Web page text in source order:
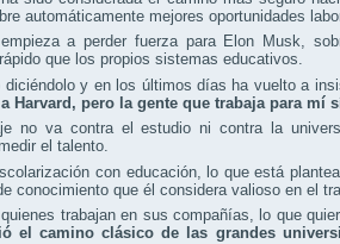
automáticamente mejores oportunidades
a perder fuerza para Elon Musk,
que los propios sistemas educativos.
diciéndolo y en los últimos días ha vuelto a
Harvard, pero la gente que trabaja para mí
no va contra el estudio ni contra la
el talento.
con educación, lo que está
conocimiento que él considera valioso en el
trabajan en sus compañías, lo que
el camino clásico de las grandes